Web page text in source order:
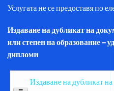
Услугата не се предоставя по
Издаване на дубликат на
или степен на образование –
дипломи
Издаване на дубликат